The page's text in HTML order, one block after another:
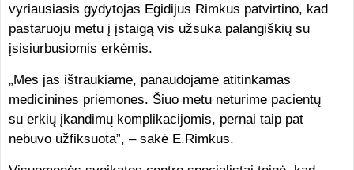
vyriausiasis gydytojas Egidijus Rimkus patvirtino, kad
pastaruoju metu į įstaigą vis užsuka palangiškių su
įsisiurbusiomis erkėmis.
„Mes jas ištraukiame, panaudojame atitinkamas
medicinines priemones. Šiuo metu neturime pacientų
su erkių įkandimų komplikacijomis, pernai taip pat
nebuvo užfiksuota”, – sakė E.Rimkus.